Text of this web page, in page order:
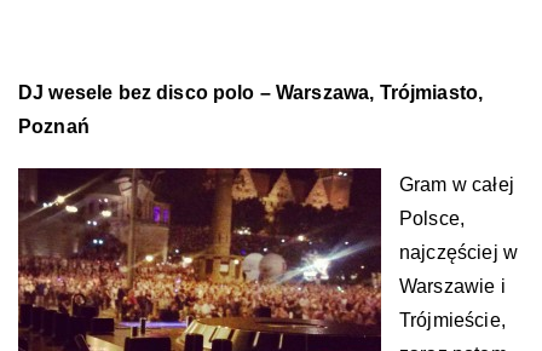
DJ wesele bez disco polo – Warszawa, Trójmiasto,
Poznań
Gram w całej
Polsce,
najczęściej w
Warszawie i
Trójmieście,